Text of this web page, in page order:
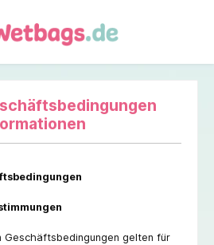
Geschäftsbedingungen gelten für